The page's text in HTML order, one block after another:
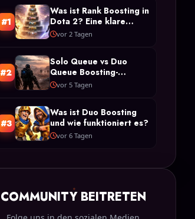
#1
Was ist Rank Boosting in
Dota 2? Eine klare
Definition und Typen
vor 2 Tagen
#2
Solo Queue vs Duo
Queue Boosting-
Beschränkungen in Arc
vor 5 Tagen
#3
Was ist Duo Boosting
und wie funktioniert es?
vor 6 Tagen
COMMUNITY BEITRETEN